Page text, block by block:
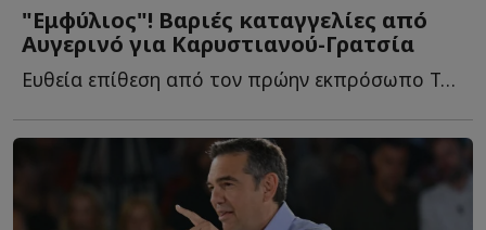
"Εμφύλιος"! Βαριές καταγγελίες από
Αυγερινό για Καρυστιανού-Γρατσία
Ευθεία επίθεση από τον πρώην εκπρόσωπο Τύπου του κόμματος «...